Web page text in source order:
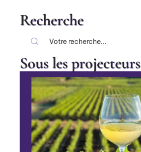
Recherche
Sous les projecteurs